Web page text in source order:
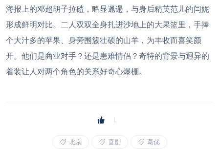
海报上的邓超胡子拉碴，略显邋遢，与身后精英范儿的闫妮
形成鲜明对比。二人双双全身扎进沙地上的大果篮里，手捧
个大汁多的苹果、身旁围簇壮硕的山羊，为丰收而喜笑颜
开。他们是商业对手？还是患难情侣？奇特的背景与迥异的
着装让人对两个角色的关系好奇心爆棚。
北京 喜剧 葛优